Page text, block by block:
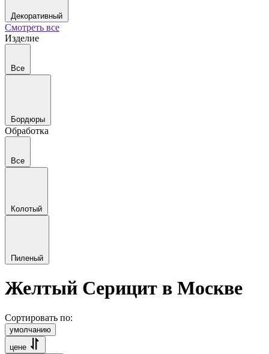
Декоративный
Смотреть все
Изделие
Все
Бордюры
Обработка
Все
Колотый
Пиленый
Желтый Серицит в Москве
Сортировать по:
умолчанию
цене